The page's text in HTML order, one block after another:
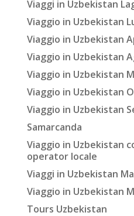
Viaggi in Uzbekistan
Viaggio in Uzbekistan
Viaggio in Uzbekistan
Viaggio in Uzbekistan
Viaggio in Uzbekistan
Viaggio in Uzbekistan
Viaggio in Uzbekistan
Samarcanda
Viaggio in Uzbekistan
operator locale
Viaggi in Uzbekistan
Viaggio in Uzbekistan
Tours Uzbekistan